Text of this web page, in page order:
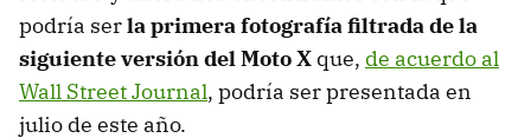
podría serla primera fotografía filtrada de la
siguiente versión del Moto X que, de acuerdo al
Wall Street Journal, podría ser presentada en
julio de este año.